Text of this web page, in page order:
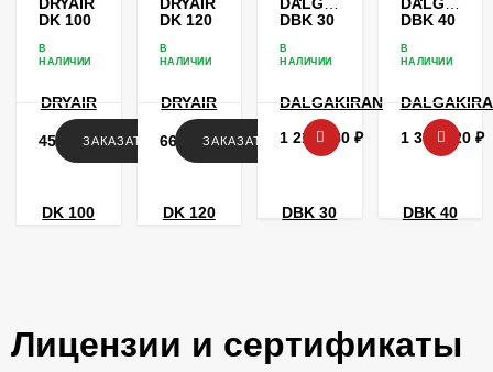
DK 100
В
НАЛИЧИИ
456 936 ₽
ЗАКАЗАТЬ
DK 120
В
НАЛИЧИИ
662 652 ₽
ЗАКАЗАТЬ
DBK 30
В
НАЛИЧИИ
1 218 180 ₽
DBK 40
В
НАЛИЧИИ
1 317 720 ₽
Лицензии и сертификаты